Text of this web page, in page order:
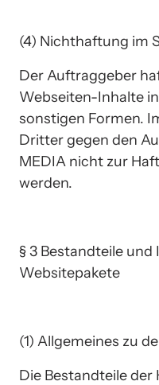
(4) Nichthaftung im
Der Auftraggeber
Webseiten-Inhalte
sonstigen Formen.
Dritter gegen den
MEDIA nicht zur
werden.
§ 3 Bestandteile
Websitepakete
(1) Allgemeines zu
Die Bestandteile